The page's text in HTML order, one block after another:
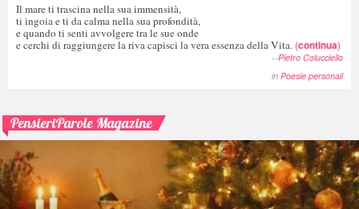
Il mare ti trascina nella sua immensità,
ti ingoia e ti da calma nella sua profondità,
e quando ti senti avvolgere tra le sue onde
e cerchi di raggiungere la riva capisci la vera essenza della Vita. (continua)
--Pietro Colucciello
in Poesie personali
PensieriParole Magazine